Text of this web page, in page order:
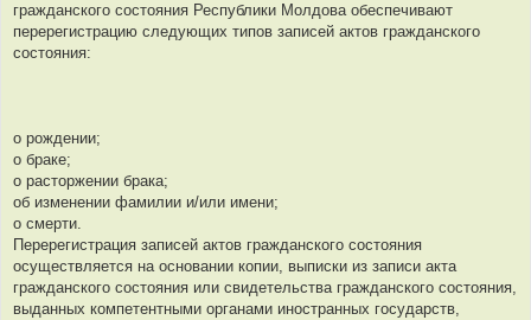
гражданского состояния Республики Молдова обеспечивают
перерегистрацию следующих типов записей актов гражданского
состояния:
о рождении;
о браке;
о расторжении брака;
об изменении фамилии и/или имени;
о смерти.
Перерегистрация записей актов гражданского состояния
осуществляется на основании копии, выписки из записи акта
гражданского состояния или свидетельства гражданского состояния,
выданных компетентными органами иностранных государств,